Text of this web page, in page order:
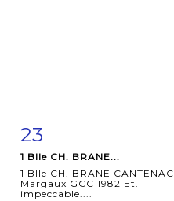
23
1 Blle CH. BRANE...
1 Blle CH. BRANE CANTENAC
Margaux GCC 1982 Et.
impeccable....